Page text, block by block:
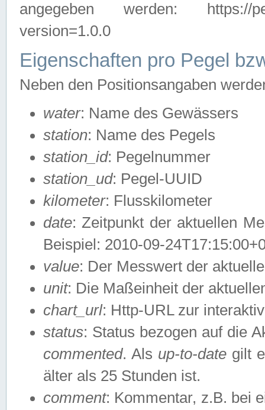
angegeben werden: https://
version=1.0.0
Eigenschaften pro Pegel
Neben den Positionsangaben
water: Name des Gewässers
station: Name des Pegels
station_id: Pegelnummer
station_ud: Pegel-UUID
kilometer: Flusskilometer
date: Zeitpunkt der aktuellen
Beispiel: 2010-09-
value: Der Messwert der
unit: Die Maßeinheit der
chart_url: Http-URL zur
status: Status bezogen auf die
commented. Als up-to-date gilt
älter als 25 Stunden ist.
comment: Kommentar, z.B. bei